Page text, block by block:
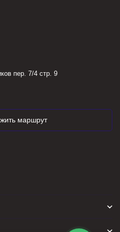
пер. 7/4 стр. 9
маршрут